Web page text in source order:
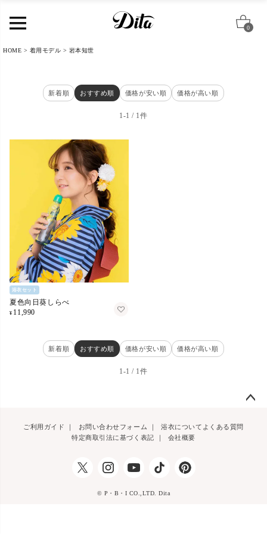
0
HOME 着用モデル 岩本知世
新着順 おすすめ順 価格が安い順 価格が高い順
1
1-1
浴衣セット
夏色向日葵しらべ
¥ 11,990
新着順 おすすめ順 価格が安い順 価格が高い順
1
1-1
ジト
ご利用ガイド ｜ お問い合わせフォーム ｜
浴衣についてよくある質問
特定商取引法に基づく表記
｜ 会社概要
© P・B・I CO.,LTD. Dita